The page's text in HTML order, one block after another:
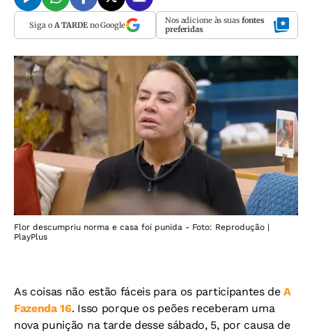
Siga o A TARDEno Google Nos adicione às suas fontes
preferidas
Flor descumpriu norma e casa foi punida - Foto: Reprodução |
PlayPlus
As coisas não estão fáceis para os participantes deA
Fazenda 16. Isso porque os peões receberam uma
nova punição na tarde desse sábado, 5, por causa de